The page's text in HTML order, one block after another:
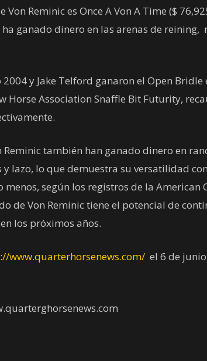
Von Reminic es Once A Von A Time ($
ganado dinero en las arenas de reining,
y Jake Telford ganaron el Open Bridle
Horse Association Snaffle Bit Futurity,
Reminic también han ganado dinero en
lazo, lo que demuestra su versatilidad
menos, según los registros de la American
de Von Reminic tiene el potencial de
los próximos años.
www.quarterhorsenews.com/ el 6 de